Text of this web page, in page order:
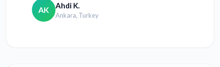
AK Ahdi K.
Ankara, Turkey